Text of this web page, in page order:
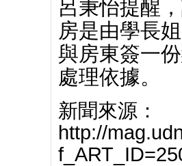
呂秉怡提醒
房是由學長
與房東簽一
處理依據。
新聞來源：
http://